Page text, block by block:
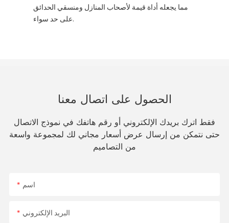
مما يجعله أداة قيمة لأصحاب المنازل ومنسقي الحدائق
على حد سواء.
الحصول على اتصال معنا
فقط اترك بريدك الإلكتروني أو رقم هاتفك في نموذج الاتصال
حتى نتمكن من إرسال عرض أسعار مجاني لك لمجموعة واسعة
من التصاميم
اسم
البريد الإلكتروني